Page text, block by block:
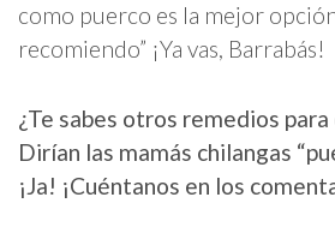
como puerco es la mejor
recomiendo” ¡Ya vas, Barrabás!
¿Te sabes otros remedios
Dirían las mamás chilangas
¡Ja! ¡Cuéntanos en los